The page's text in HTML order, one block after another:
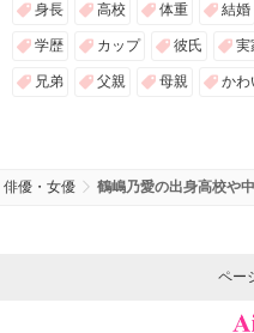
身長 高校 体重 結婚
学歴 カップ 彼氏 実
兄弟 父親 母親 かわ
俳優・女優 鶴嶋乃愛の出身高校や
ペー